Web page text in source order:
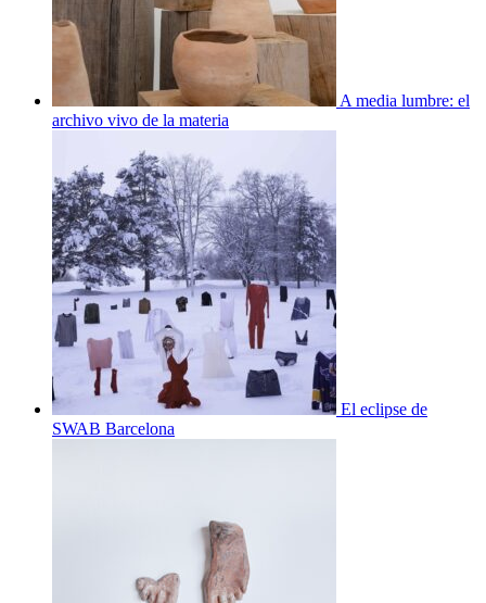
A media lumbre: el
archivo vivo de la materia
El eclipse de
SWAB Barcelona